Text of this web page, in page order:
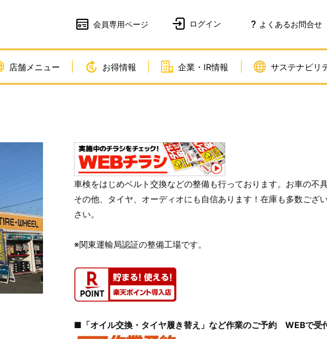
会員専用ページ よくあるお問合せ
店舗メニュー お得情報 企業・IR情報 サステナビリ
車検をはじめベルト交換などの整備も行っております。お車の不
その他、タイヤ、オーディオにも自信あります！在庫も多数ござ
さい。
※関東運輸局認証の整備工場です。
■「オイル交換・タイヤ履き替え」など作業のご予約 WEBで受